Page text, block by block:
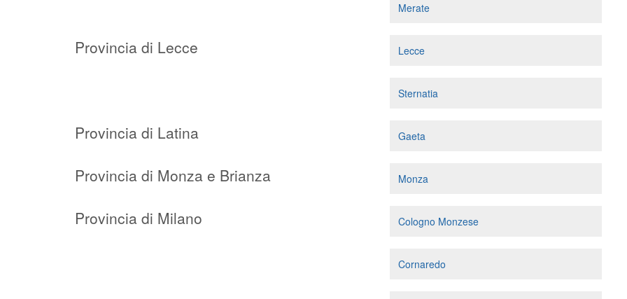
Merate
Provincia di Lecce Lecce
Sternatia
Provincia di Latina Gaeta
Provincia di Monza e Brianza Monza
Provincia di Milano Cologno Monzese
Cornaredo